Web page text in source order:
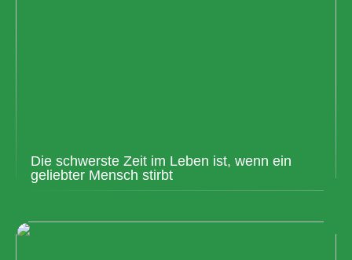
Die schwerste Zeit im Leben ist, wenn ein
geliebter Mensch stirbt